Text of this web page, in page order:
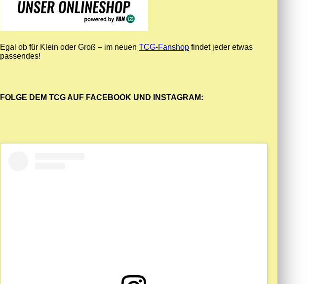
Egal ob für Klein oder Groß – im neuen TCG-Fanshop findet jeder etwas
passendes!
FOLGE DEM TCG AUF FACEBOOK UND INSTAGRAM: